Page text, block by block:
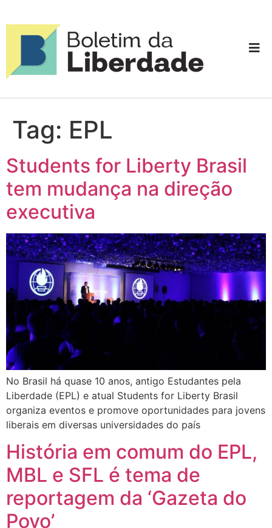
Tag: EPL
Students for Liberty Brasil
tem mudança na direção
executiva
No Brasil há quase 10 anos, antigo Estudantes pela
Liberdade (EPL) e atual Students for Liberty Brasil
organiza eventos e promove oportunidades para jovens
liberais em diversas universidades do país
História em comum do EPL,
MBL e SFL é tema de
reportagem da ‘Gazeta do
Povo’